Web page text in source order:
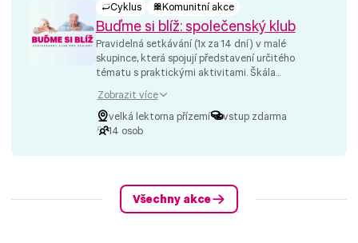
Cyklus Komunitní akce
Buďme si blíž: společenský klub
Pravidelná setkávání (1x za 14 dní) v malé
skupince, která spojují představení určitého
tématu s praktickými aktivitami. Škála...
Zobrazit více
velká lektorna přízemí
vstup zdarma
14 osob
Všechny akce